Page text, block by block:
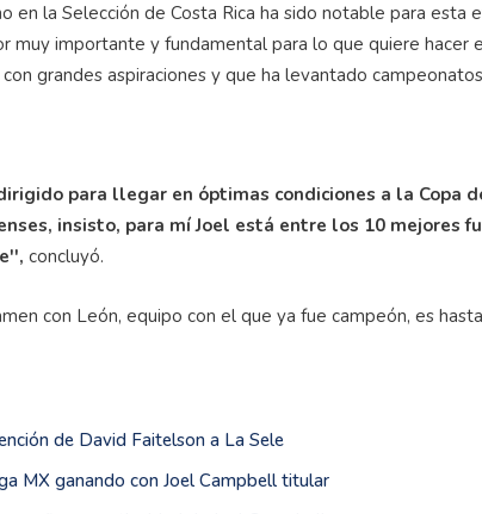
en la Selección de Costa Rica ha sido notable para esta
muy importante y fundamental para lo que quiere hacer
grandes aspiraciones y que ha levantado
para llegar en óptimas condiciones a la Copa
insisto, para mí Joel está entre los 10 mejores
concluyó.
con León, equipo con el que ya fue campeón, es
de David Faitelson a La Sele
MX ganando con Joel Campbell titular